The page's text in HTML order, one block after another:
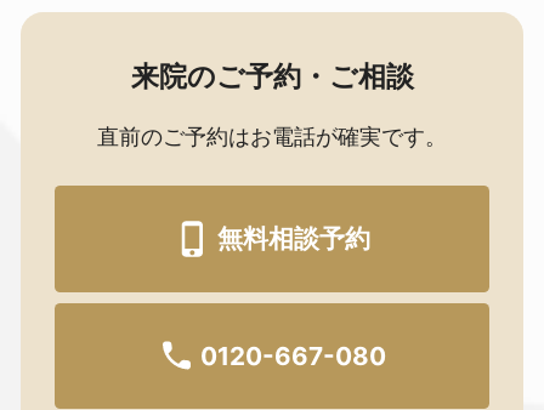
来院のご予約・ご相談
直前のご予約はお電話が確実です。
無料相談予約
0120-667-080